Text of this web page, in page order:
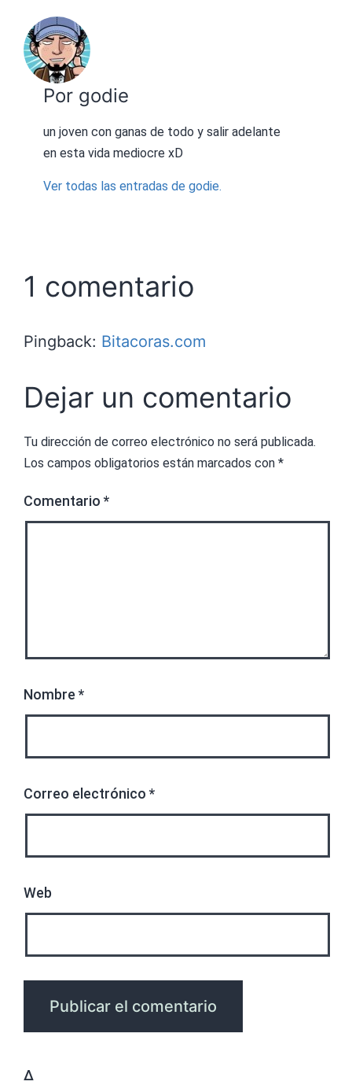
Por godie
un joven con ganas de todo y salir adelante
en esta vida mediocre xD
Ver todas las entradas de godie.
1 comentario
Pingback: Bitacoras.com
Dejar un comentario
Tu dirección de correo electrónico no será publicada.
Los campos obligatorios están marcados con *
Comentario *
Nombre *
Correo electrónico *
Web
Δ